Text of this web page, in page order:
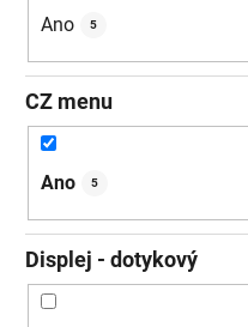
Ano 5
CZ menu
Ano 5
Displej - dotykový